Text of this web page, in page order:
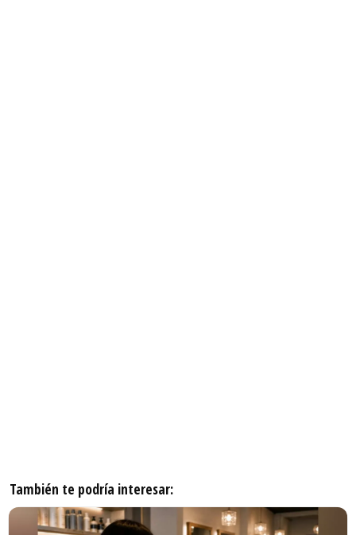
También te podría interesar: